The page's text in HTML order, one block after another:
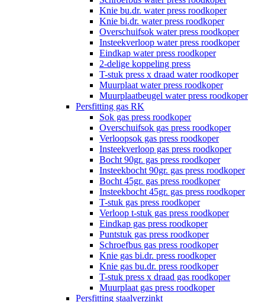
Knie bu.dr. water press roodkoper
Knie bi.dr. water press roodkoper
Overschuifsok water press roodkoper
Insteekverloop water press roodkoper
Eindkap water press roodkoper
2-delige koppeling press
T-stuk press x draad water roodkoper
Muurplaat water press roodkoper
Muurplaatbeugel water press roodkoper
Persfitting gas RK
Sok gas press roodkoper
Overschuifsok gas press roodkoper
Verloopsok gas press roodkoper
Insteekverloop gas press roodkoper
Bocht 90gr. gas press roodkoper
Insteekbocht 90gr. gas press roodkoper
Bocht 45gr. gas press roodkoper
Insteekbocht 45gr. gas press roodkoper
T-stuk gas press roodkoper
Verloop t-stuk gas press roodkoper
Eindkap gas press roodkoper
Puntstuk gas press roodkoper
Schroefbus gas press roodkoper
Knie gas bi.dr. press roodkoper
Knie gas bu.dr. press roodkoper
T-stuk press x draad gas roodkoper
Muurplaat gas press roodkoper
Persfitting staalverzinkt